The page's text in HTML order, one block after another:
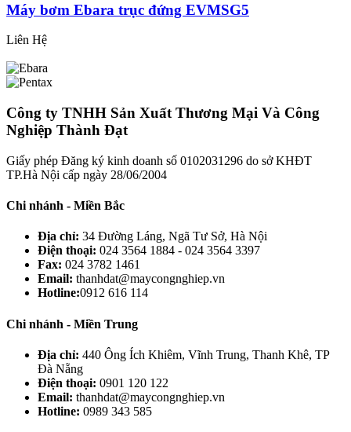
Máy bơm Ebara trục đứng EVMSG5
Liên Hệ
Công ty TNHH Sản Xuất Thương Mại Và Công
Nghiệp Thành Đạt
Giấy phép Đăng ký kinh doanh số 0102031296 do sở KHĐT
TP.Hà Nội cấp ngày 28/06/2004
Chi nhánh - Miền Bắc
Địa chỉ: 34 Đường Láng, Ngã Tư Sở, Hà Nội
Điện thoại: 024 3564 1884 - 024 3564 3397
Fax: 024 3782 1461
Email: thanhdat@maycongnghiep.vn
Hotline:0912 616 114
Chi nhánh - Miền Trung
Địa chỉ: 440 Ông Ích Khiêm, Vĩnh Trung, Thanh Khê, TP
Đà Nẵng
Điện thoại: 0901 120 122
Email: thanhdat@maycongnghiep.vn
Hotline: 0989 343 585